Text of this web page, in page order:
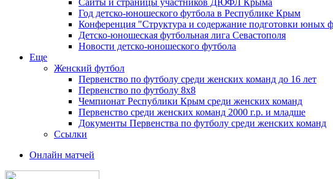
Сайты и страницы участников ДЮФЛ Крыма
Год детско-юношеского футбола в Республике Крым
Конференция "Структура и содержание подготовки юных
Детско-юношеская футбольная лига Севастополя
Новости детско-юношеского футбола
Еще
Женский футбол
Первенство по футболу среди женских команд до 16 лет
Первенство по футболу 8х8
Чемпионат Республики Крым среди женских команд
Первенство среди женских команд 2000 г.р. и младше
Документы Первенства по футболу среди женских команд
Ссылки
Онлайн матчей